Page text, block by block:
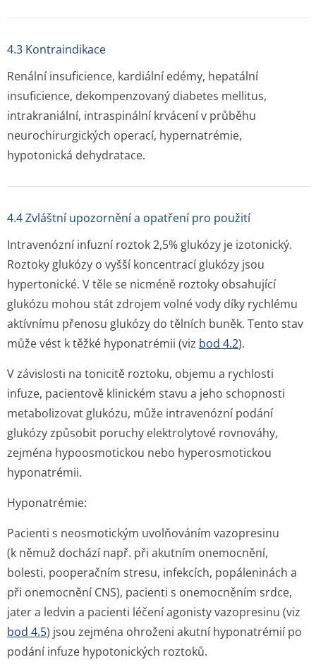
4.3 Kontraindikace
Renální insuficience, kardiální edémy, hepatální
insuficience, dekompenzovaný diabetes mellitus,
intrakraniální, intraspinální krvácení v průběhu
neurochirurgických operací, hypernatrémie,
hypotonická dehydratace.
4.4 Zvláštní upozornění a opatření pro použití
Intravenózní infuzní roztok 2,5% glukózy je izotonický.
Roztoky glukózy o vyšší koncentrací glukózy jsou
hypertonické. V těle se nicméně roztoky obsahující
glukózu mohou stát zdrojem volné vody díky rychlému
aktívnímu přenosu glukózy do tělních buněk. Tento stav
může vést k těžké hyponatrémii (viz bod 4.2).
V závislosti na tonicitě roztoku, objemu a rychlosti
infuze, pacientově klinickém stavu a jeho schopnosti
metabolizovat glukózu, může intravenózní podání
glukózy způsobit poruchy elektrolytové rovnováhy,
zejména hypoosmotickou nebo hyperosmotickou
hyponatrémii.
Hyponatrémie:
Pacienti s neosmotickým uvolňováním vazopresinu
(k němuž dochází např. při akutním onemocnění,
bolesti, pooperačním stresu, infekcích, popáleninách a
při onemocnění CNS), pacienti s onemocněním srdce,
jater a ledvin a pacienti léčení agonisty vazopresinu (viz
bod 4.5) jsou zejména ohroženi akutní hyponatrémií po
podání infuze hypotonických roztoků.